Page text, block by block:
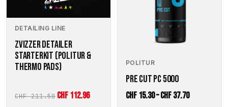
DETAILING LINE
ZVIZZER DETAILER
STARTERKIT (POLITUR &
THERMO PADS)
CHF211.50 Ursprünglicher
CHF 112.96Aktueller
POLITUR
PRE CUT PC 5000
CHF 15.30–CHF37.70
Produktseite